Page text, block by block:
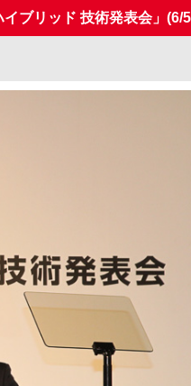
ブリッド 技術発表会」 (6/